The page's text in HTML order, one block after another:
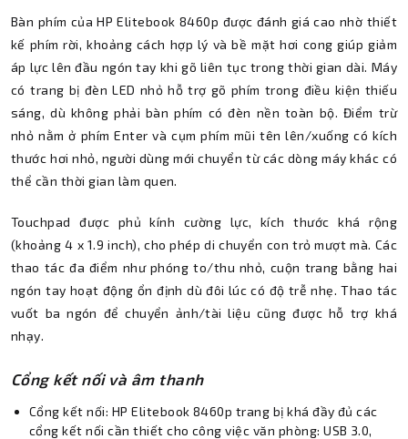
Bàn phím của HP Elitebook 8460p được đánh giá cao nhờ thiết
kế phím rời, khoảng cách hợp lý và bề mặt hơi cong giúp giảm
áp lực lên đầu ngón tay khi gõ liên tục trong thời gian dài. Máy
có trang bị đèn LED nhỏ hỗ trợ gõ phím trong điều kiện thiếu
sáng, dù không phải bàn phím có đèn nền toàn bộ. Điểm trừ
nhỏ nằm ở phím Enter và cụm phím mũi tên lên/xuống có kích
thước hơi nhỏ, người dùng mới chuyển từ các dòng máy khác có
thể cần thời gian làm quen.
Touchpad được phủ kính cường lực, kích thước khá rộng
(khoảng 4 x 1.9 inch), cho phép di chuyển con trỏ mượt mà. Các
thao tác đa điểm như phóng to/thu nhỏ, cuộn trang bằng hai
ngón tay hoạt động ổn định dù đôi lúc có độ trễ nhẹ. Thao tác
vuốt ba ngón để chuyển ảnh/tài liệu cũng được hỗ trợ khá
nhạy.
Cổng kết nối và âm thanh
Cổng kết nối: HP Elitebook 8460p trang bị khá đầy đủ các
cổng kết nối cần thiết cho công việc văn phòng: USB 3.0,